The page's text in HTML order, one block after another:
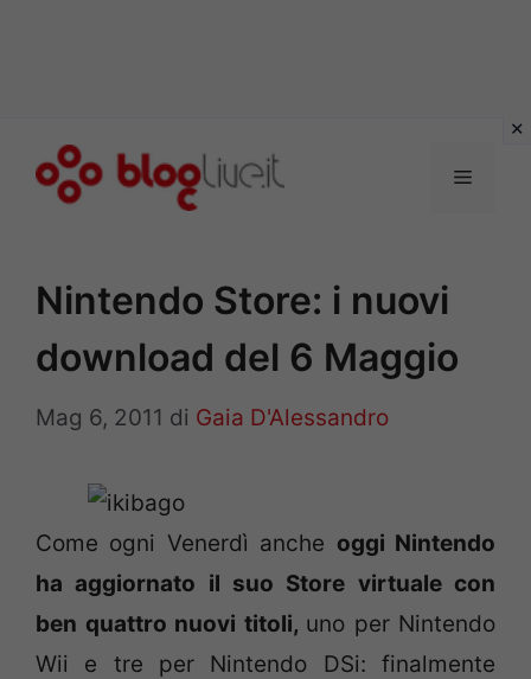
Menu
Nintendo Store: i nuovi
download del 6 Maggio
Mag 6, 2011 di Gaia D'Alessandro
Come ogni Venerdì anche oggi Nintendo
ha aggiornato il suo Store virtuale con
ben quattro nuovi titoli, uno per Nintendo
Wii e tre per Nintendo DSi: finalmente